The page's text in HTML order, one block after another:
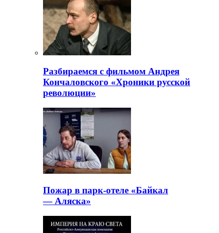
Разбираемся с фильмом Андрея
Кончаловского «Хроники русской
революции»
Пожар в парк-отеле «Байкал
— Аляска»